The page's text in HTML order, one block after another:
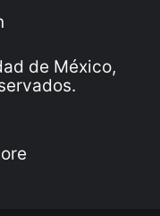
de México,